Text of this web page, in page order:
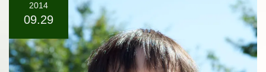
2014
09.29